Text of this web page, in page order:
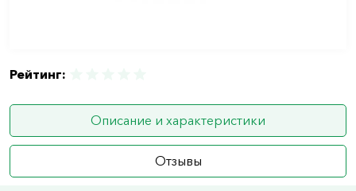
Рейтинг:
Описание и характеристики
Отзывы